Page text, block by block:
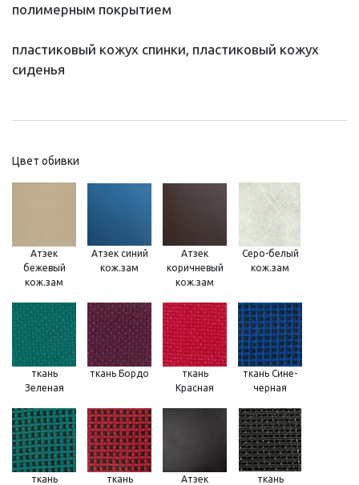
полимерным покрытием
пластиковый кожух спинки, пластиковый кожух
сиденья
Цвет обивки
Атзек
бежевый
кож.зам
Атзек синий
кож.зам
Атзек
коричневый
кож.зам
Серо-белый
кож.зам
ткань
Зеленая
ткань Бордо
ткань
Красная
ткань Сине-
черная
ткань
ткань
Атзек
ткань